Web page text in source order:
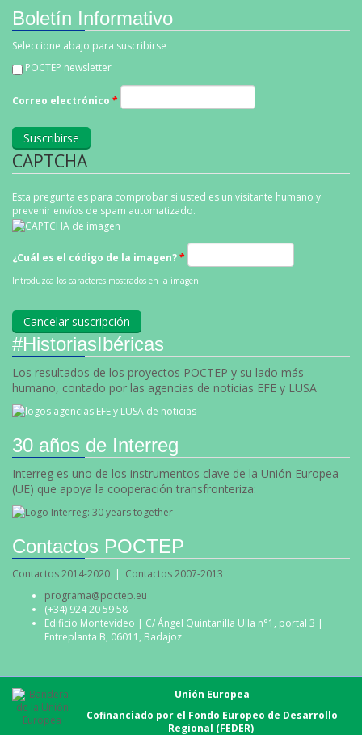
Boletín Informativo
Seleccione abajo para suscribirse
POCTEP newsletter
Correo electrónico *
CAPTCHA
Esta pregunta es para comprobar si usted es un visitante humano y
prevenir envíos de spam automatizado.
¿Cuál es el código de la imagen?*
Introduzca los caracteres mostrados en la imagen.
#HistoriasIbéricas
Los resultados de los proyectos POCTEP y su lado más
humano, contado por las agencias de noticias EFE y LUSA
30 años de Interreg
Interreg es uno de los instrumentos clave de la Unión Europea
(UE) que apoya la cooperación transfronteriza:
Contactos POCTEP
Contactos 2014-2020 | Contactos 2007-2013
programa@poctep.eu
(+34) 924 20 59 58
Edificio Montevideo | C/ Ángel Quintanilla Ulla n°1, portal 3 |
Entreplanta B, 06011, Badajoz
Unión Europea
Cofinanciado por el Fondo Europeo de Desarrollo
Regional (FEDER)